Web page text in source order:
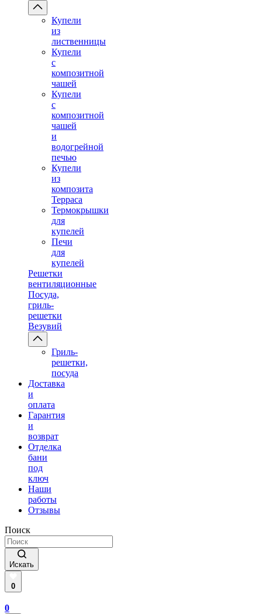
Купели
из
лиственницы
Купели
с
композитной
чашей
Купели
с
композитной
чашей
и
водогрейной
печью
Купели
из
композита
Терраса
Термокрышки
для
купелей
Печи
для
купелей
Решетки
вентиляционные
Посуда,
гриль-
решетки
Везувий
Гриль-
решетки,
посуда
Доставка
и
оплата
Гарантия
и
возврат
Отделка
бани
под
ключ
Наши
работы
Отзывы
Поиск
Искать
0
0